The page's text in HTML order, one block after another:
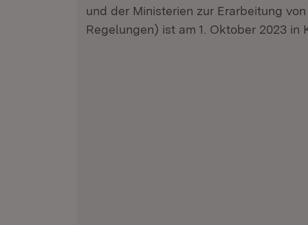
und der Ministerien zur Erarbeitung
Regelungen) ist am 1. Oktober 2023 in